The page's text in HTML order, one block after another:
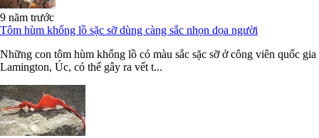
9 năm trước
Tôm hùm khổng lồ sặc sỡ dùng càng sắc nhọn dọa người
Những con tôm hùm khổng lồ có màu sắc sặc sỡ ở công viên quốc gia
Lamington, Úc, có thể gây ra vết t...